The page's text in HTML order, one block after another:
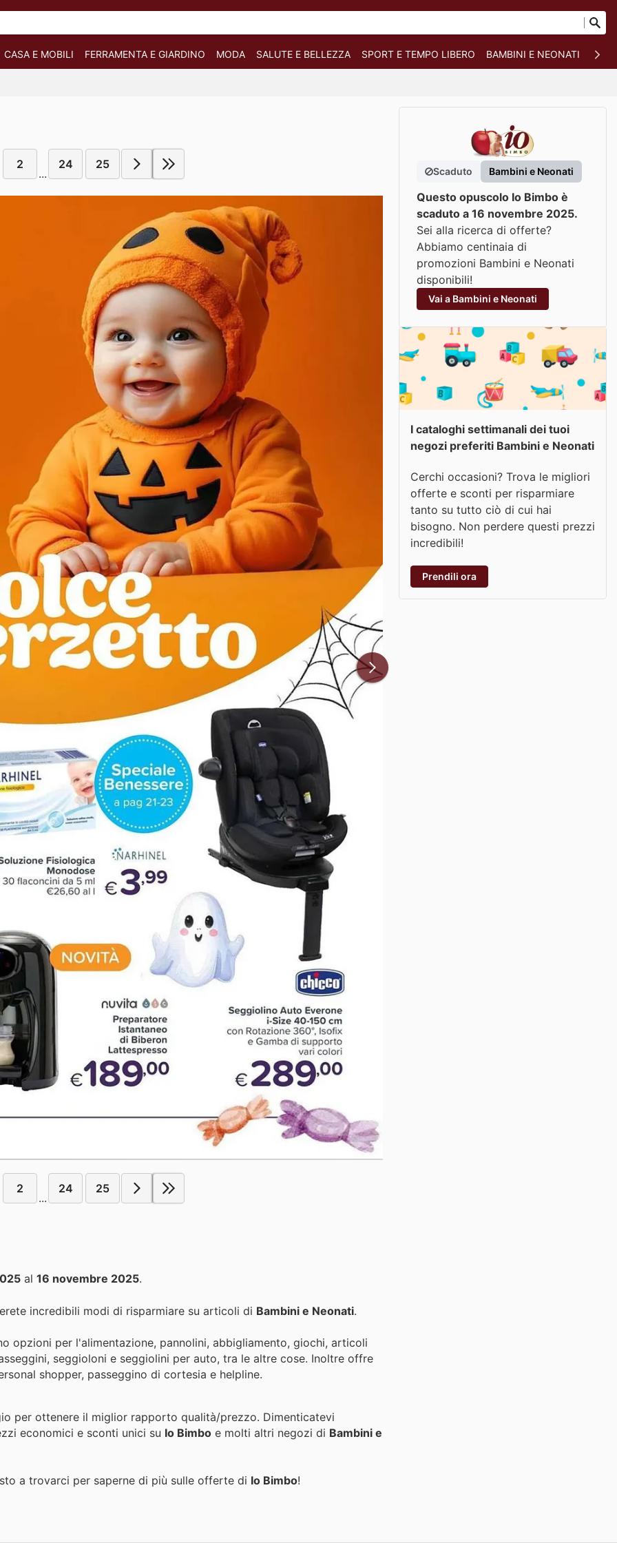
CASA E MOBILI FERRAMENTA E GIARDINO MODA SALUTE E BELLEZZA SPORT E TEMPO LIBERO BAMBINI E NEONATI
2
...
24 25
2
...
24 25
al 16 novembre 2025.
incredibili modi di risparmiare su articoli di Bambini e Neonati.
opzioni per l'alimentazione, pannolini, abbigliamento, giochi, articoli
seggioloni e seggiolini per auto, tra le altre cose. Inoltre offre
shopper, passeggino di cortesia e helpline.
per ottenere il miglior rapporto qualità/prezzo. Dimenticatevi
economici e sconti unici su Io Bimbo e molti altri negozi di Bambini e
a trovarci per saperne di più sulle offerte di Io Bimbo!
Scaduto Bambini e Neonati
Questo opuscolo Io Bimbo è
scaduto a 16 novembre 2025.
Sei alla ricerca di offerte?
Abbiamo centinaia di
promozioni Bambini e Neonati
disponibili!
Vai a Bambini e Neonati
I cataloghi settimanali dei tuoi
negozi preferiti Bambini e Neonati
Cerchi occasioni? Trova le migliori
offerte e sconti per risparmiare
tanto su tutto ciò di cui hai
bisogno. Non perdere questi prezzi
incredibili!
Prendili ora